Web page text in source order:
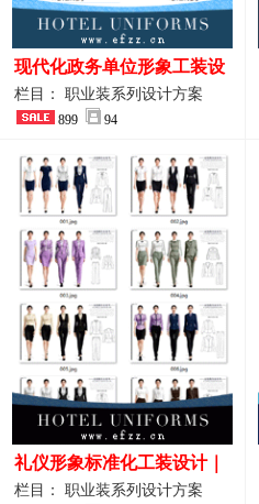
现代化政务单位形象工装设
计｜国风会务接待西装制服
整套方案
栏目： 职业装系列设计方案
899 94
礼仪形象标准化工装设计｜
高端服务业仪态塑造专属职
栏目： 职业装系列设计方案